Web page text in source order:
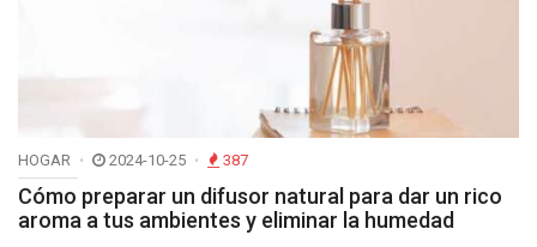
HOGAR 2024-10-25 387
Cómo preparar un difusor natural para dar un rico
aroma a tus ambientes y eliminar la humedad